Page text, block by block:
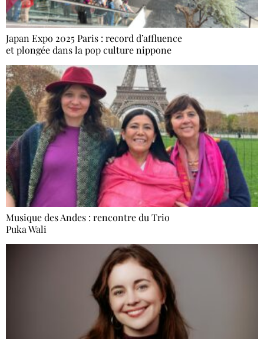
Japan Expo 2025 Paris : record d’affluence
et plongée dans la pop culture nippone
Musique des Andes : rencontre du Trio
Puka Wali